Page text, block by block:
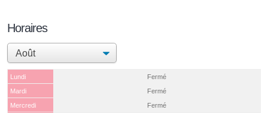
Horaires
Lundi
Fermé
Mardi
Fermé
Mercredi
Fermé